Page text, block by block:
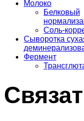
Молоко
Белковый
Соль-
Сыворотка
Фермент